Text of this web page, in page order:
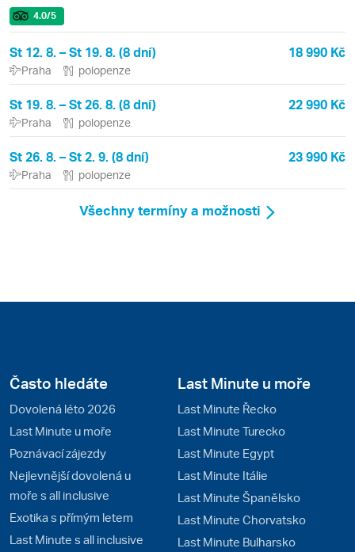
4.0/5
St 12. 8. – St 19. 8. (8 dní) 18 990 Kč
Praha polopenze
St 19. 8. – St 26. 8. (8 dní) 22 990 Kč
Praha polopenze
St 26. 8. – St 2. 9. (8 dní) 23 990 Kč
Praha polopenze
Všechny termíny a možnosti
Často hledáte
Dovolená léto 2026
Last Minute u moře
Poznávací zájezdy
Nejlevnější dovolená u
moře s all inclusive
Exotika s přímým letem
Last Minute s all inclusive
Last Minute u moře
Last Minute Řecko
Last Minute Turecko
Last Minute Egypt
Last Minute Itálie
Last Minute Španělsko
Last Minute Chorvatsko
Last Minute Bulharsko